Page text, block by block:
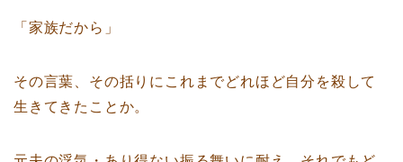
「家族だから」
その言葉、その括りにこれまでどれほど自分を殺して
生きてきたことか。